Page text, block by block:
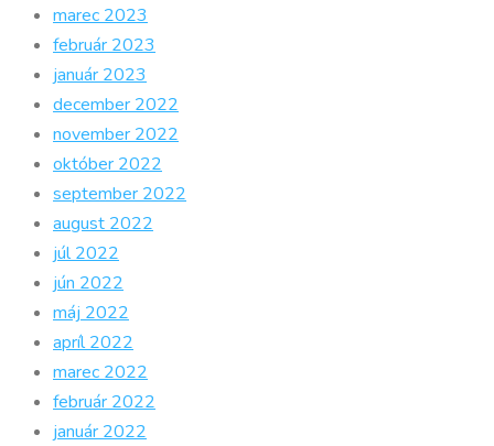
marec 2023
február 2023
január 2023
december 2022
november 2022
október 2022
september 2022
august 2022
júl 2022
jún 2022
máj 2022
apríl 2022
marec 2022
február 2022
január 2022